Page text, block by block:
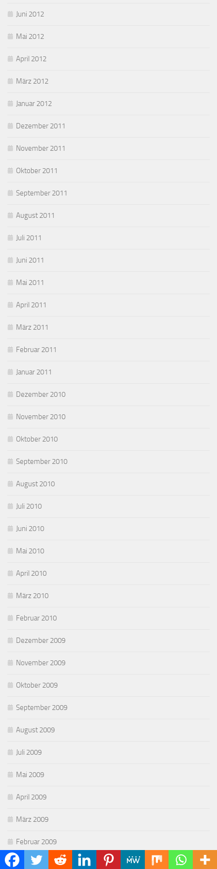
Juni 2012
Mai 2012
April 2012
März 2012
Januar 2012
Dezember 2011
November 2011
Oktober 2011
September 2011
August 2011
Juli 2011
Juni 2011
Mai 2011
April 2011
März 2011
Februar 2011
Januar 2011
Dezember 2010
November 2010
Oktober 2010
September 2010
August 2010
Juli 2010
Juni 2010
Mai 2010
April 2010
März 2010
Februar 2010
Dezember 2009
November 2009
Oktober 2009
September 2009
August 2009
Juli 2009
Mai 2009
April 2009
März 2009
Februar 2009
Januar 2009